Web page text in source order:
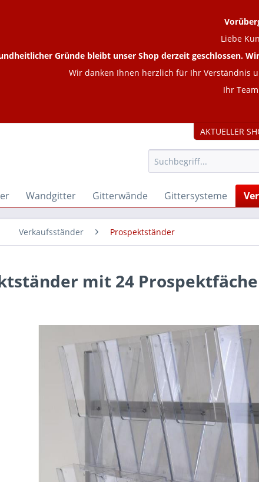
Wandgitter Gitterwände Gittersysteme
Verkaufsständer Prospektständer
mit 24
AKTUELLER
Liebe
Gründe bleibt unser Shop derzeit geschlossen.
Wir danken Ihnen herzlich für Ihr Verständnis
Ihr